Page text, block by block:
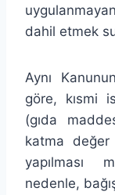
dahil etmek
Aynı
göre, kısmi
(gıda
katma değer
yapılması
nedenle,